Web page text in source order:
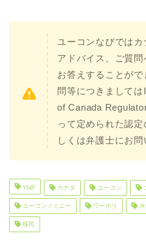
ユーコンなびでは
アドバイス、ご質
お答えすることが
問等につきまして
of Canada
って定められた認
しくは弁護士にお問
YNP カナダ ユーコン
ユーコンノミニー ワーホリ 永
移民